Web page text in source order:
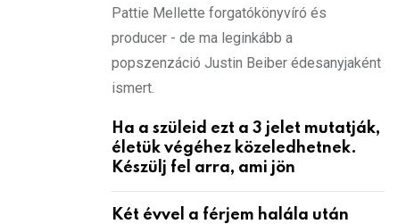
Pattie Mellette forgatókönyvíró és
producer - de ma leginkább a
popszenzáció Justin Beiber édesanyjaként
ismert.
Ha a szüleid ezt a 3 jelet mutatják,
életük végéhez közeledhetnek.
Készülj fel arra, ami jön
Két évvel a férjem halála után